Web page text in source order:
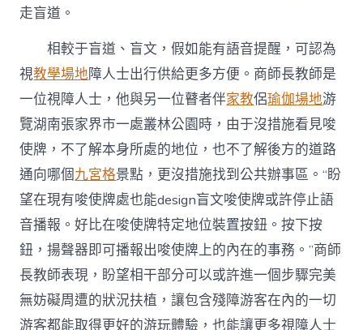
走盲道。
相較于盲道、盲文，假如能有語音提醒，可認為
視教學場地障人士出行供給更多方便。商師長教師是
一位視障人士，他與另一位瞽者伴家教侶瑜伽場地游
覽湖南張家界市一處叢林公園時，由于沒措施看見唆
使牌，不了解本身所處的地位，也不了解後方的道路
通向哪個九宮格景點，更沒措施找到公共辦事區。“盼
望在現有唆使牌處也能design盲文唆使牌或許停止語
音播報。好比在唆使牌特定地位裝置按鈕。按下按
鈕，揚聲器即可播報出唆使牌上的內在的事務。”商師
長教師表現，盼望相干部分可以或許進一個步驟完美
無妨礙周遭的狀況扶植，讓包含殘障游客在內的一切
游客都能取得更好的游玩體驗，也能讓更多視障人士